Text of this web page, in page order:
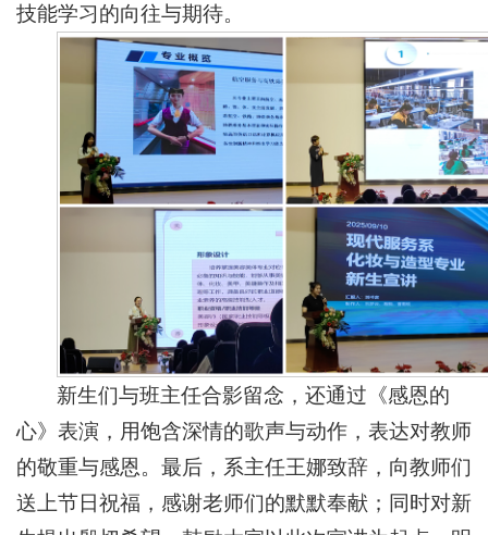
技能学习的向往与期待。
新生们与班主任合影留念，还通过《感恩的
心》表演，用饱含深情的歌声与动作，表达对教师
的敬重与感恩。最后，系主任王娜致辞，向教师们
送上节日祝福，感谢老师们的默默奉献；同时对新